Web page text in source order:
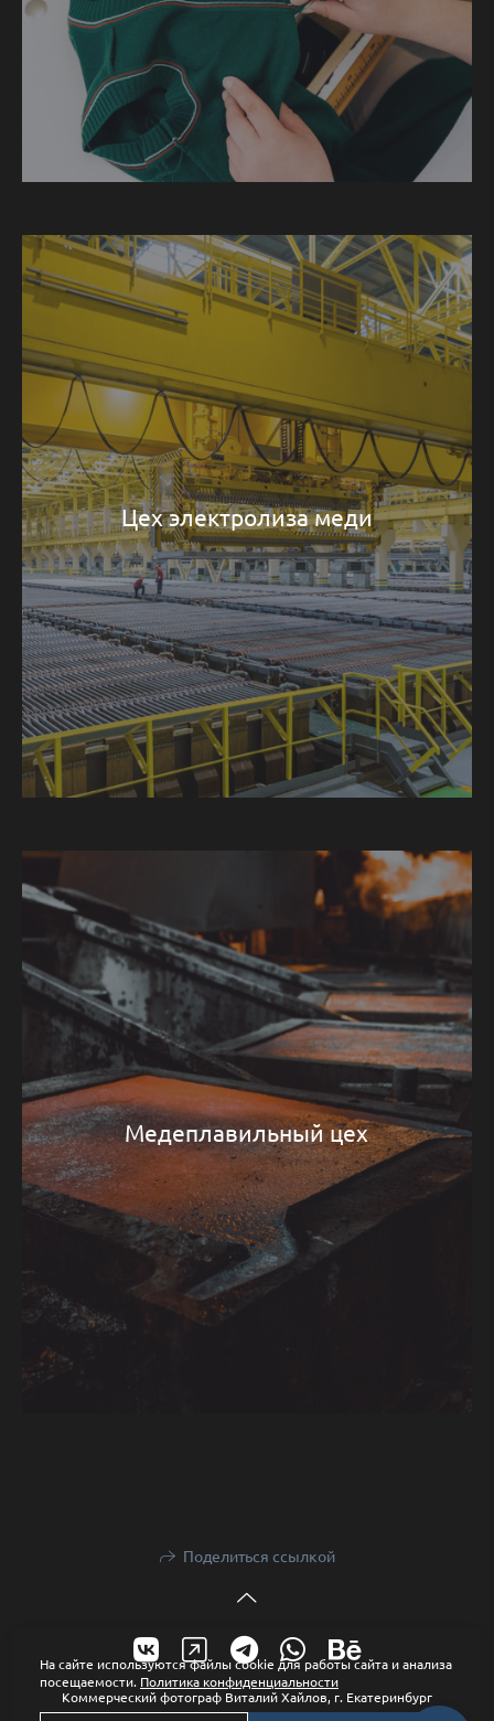
Цех электролиза меди
Медеплавильный цех
Поделиться ссылкой
Коммерческий фотограф Виталий Хайлов, г. Екатеринбург
На сайте используются файлы cookie для работы сайта и анализа
посещаемости. Политика конфиденциальности